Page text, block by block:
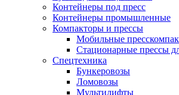
Контейнеры под пресс
Контейнеры промышленные
Компакторы и прессы
Мобильные
Стационарные прессы
Спецтехника
Бункеровозы
Ломовозы
Мультилифты